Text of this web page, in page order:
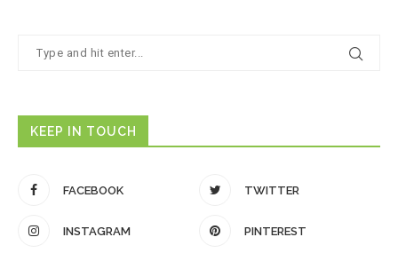
KEEP IN TOUCH
FACEBOOK TWITTER
INSTAGRAM PINTEREST